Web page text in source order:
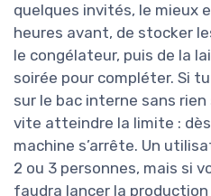
quelques invités, le mieux
heures avant, de stocker
le congélateur, puis de la
soirée pour compléter. Si
sur le bac interne sans
vite atteindre la limite : dès
machine s’arrête. Un
2 ou 3 personnes, mais si
faudra lancer la production